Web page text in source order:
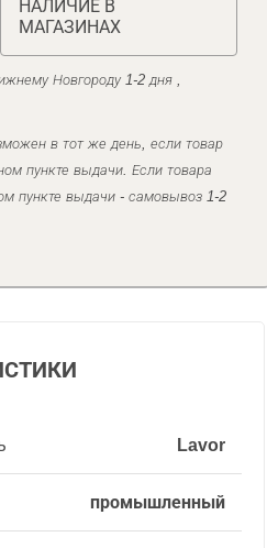
НАЛИЧИЕ В
МАГАЗИНАХ
Новгороду 1-2 дня ,
в тот же день, если товар
пункте выдачи. Если товара
пункте выдачи - самовывоз 1-2
Lavor
промышленный